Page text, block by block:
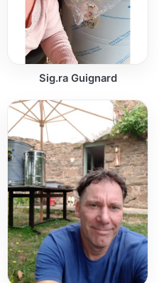
Sig.ra Guignard